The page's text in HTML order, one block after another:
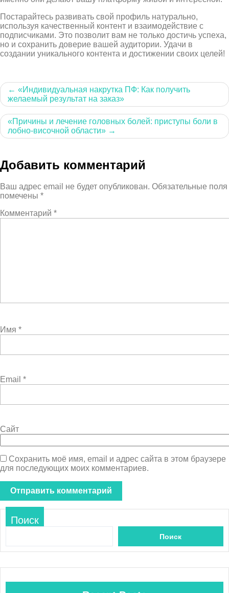
Постарайтесь развивать свой профиль натурально,
используя качественный контент и взаимодействие с
подписчиками. Это позволит вам не только достичь успеха,
но и сохранить доверие вашей аудитории. Удачи в
создании уникального контента и достижении своих целей!
Навигация
по
записям
«Индивидуальная накрутка ПФ: Как получить
желаемый результат на заказ»
«Причины и лечение головных болей: приступы боли в
лобно-височной области»
Добавить комментарий
Ваш адрес email не будет опубликован. Обязательные поля
помечены *
Комментарий *
Имя *
Email *
Сайт
Сохранить моё имя, email и адрес сайта в этом браузере
для последующих моих комментариев.
Поиск
Поиск